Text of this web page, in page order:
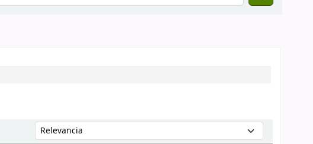
Ordenar por: